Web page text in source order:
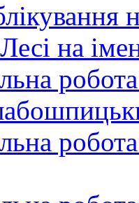
на